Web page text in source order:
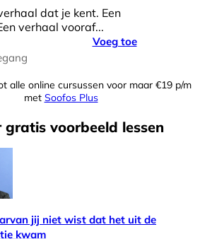
dat je kent. Een
verhaal vooraf...
Voeg toe
alle online cursussen voor maar €19 p/m
met Soofos Plus
gratis voorbeeld lessen
jij niet wist dat het uit de
kwam